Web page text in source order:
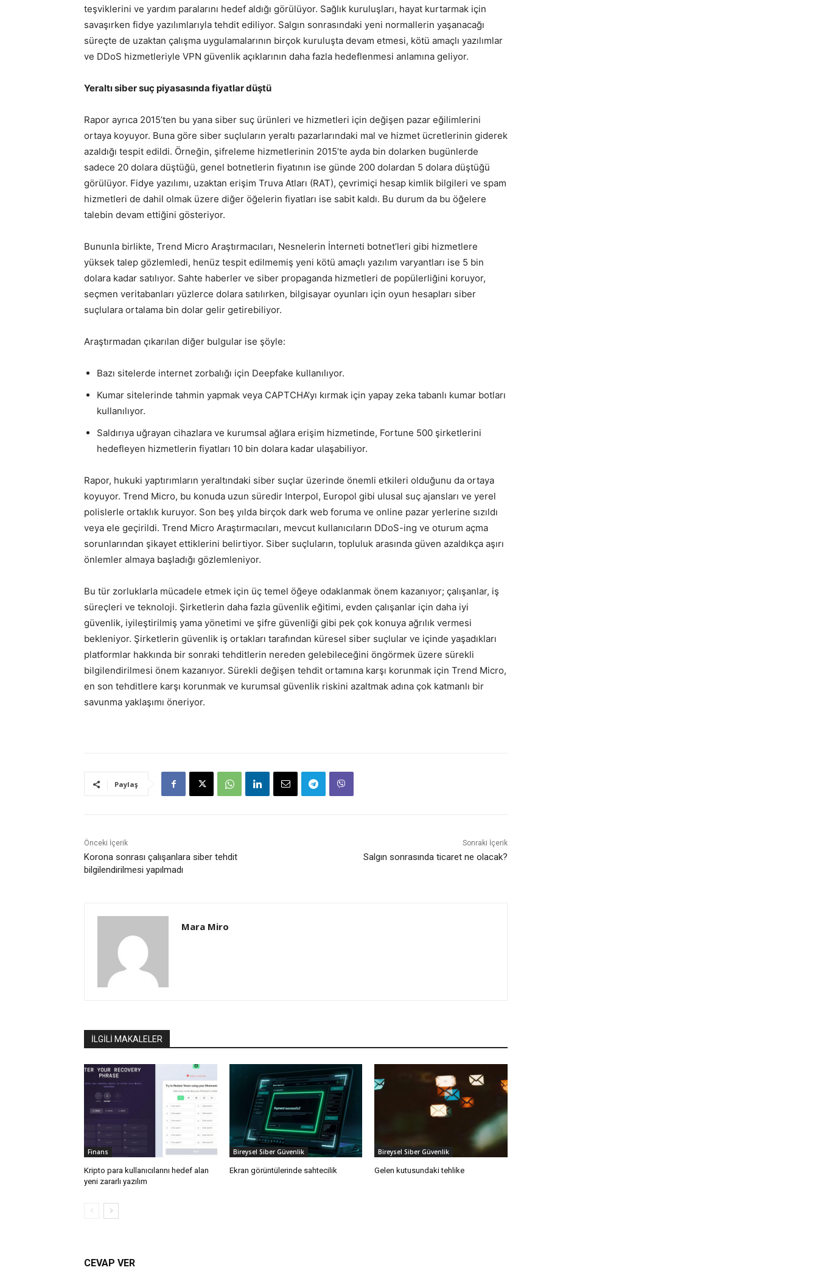
teşviklerini ve yardım paralarını hedef aldığı görülüyor. Sağlık kuruluşları, hayat kurtarmak için
savaşırken fidye yazılımlarıyla tehdit ediliyor. Salgın sonrasındaki yeni normallerin yaşanacağı
süreçte de uzaktan çalışma uygulamalarının birçok kuruluşta devam etmesi, kötü amaçlı yazılımlar
ve DDoS hizmetleriyle VPN güvenlik açıklarının daha fazla hedeflenmesi anlamına geliyor.
Yeraltı siber suç piyasasında fiyatlar düştü
Rapor ayrıca 2015’ten bu yana siber suç ürünleri ve hizmetleri için değişen pazar eğilimlerini
ortaya koyuyor. Buna göre siber suçluların yeraltı pazarlarındaki mal ve hizmet ücretlerinin giderek
azaldığı tespit edildi. Örneğin, şifreleme hizmetlerinin 2015’te ayda bin dolarken bugünlerde
sadece 20 dolara düştüğü, genel botnetlerin fiyatının ise günde 200 dolardan 5 dolara düştüğü
görülüyor. Fidye yazılımı, uzaktan erişim Truva Atları (RAT), çevrimiçi hesap kimlik bilgileri ve spam
hizmetleri de dahil olmak üzere diğer öğelerin fiyatları ise sabit kaldı. Bu durum da bu öğelere
talebin devam ettiğini gösteriyor.
Bununla birlikte, Trend Micro Araştırmacıları, Nesnelerin İnterneti botnet’leri gibi hizmetlere
yüksek talep gözlemledi, henüz tespit edilmemiş yeni kötü amaçlı yazılım varyantları ise 5 bin
dolara kadar satılıyor. Sahte haberler ve siber propaganda hizmetleri de popülerliğini koruyor,
seçmen veritabanları yüzlerce dolara satılırken, bilgisayar oyunları için oyun hesapları siber
suçlulara ortalama bin dolar gelir getirebiliyor.
Araştırmadan çıkarılan diğer bulgular ise şöyle:
Bazı sitelerde internet zorbalığı için Deepfake kullanılıyor.
Kumar sitelerinde tahmin yapmak veya CAPTCHA’yı kırmak için yapay zeka tabanlı kumar botları
kullanılıyor.
Saldırıya uğrayan cihazlara ve kurumsal ağlara erişim hizmetinde, Fortune 500 şirketlerini
hedefleyen hizmetlerin fiyatları 10 bin dolara kadar ulaşabiliyor.
Rapor, hukuki yaptırımların yeraltındaki siber suçlar üzerinde önemli etkileri olduğunu da ortaya
koyuyor. Trend Micro, bu konuda uzun süredir Interpol, Europol gibi ulusal suç ajansları ve yerel
polislerle ortaklık kuruyor. Son beş yılda birçok dark web foruma ve online pazar yerlerine sızıldı
veya ele geçirildi. Trend Micro Araştırmacıları, mevcut kullanıcıların DDoS-ing ve oturum açma
sorunlarından şikayet ettiklerini belirtiyor. Siber suçluların, topluluk arasında güven azaldıkça aşırı
önlemler almaya başladığı gözlemleniyor.
Bu tür zorluklarla mücadele etmek için üç temel öğeye odaklanmak önem kazanıyor; çalışanlar, iş
süreçleri ve teknoloji. Şirketlerin daha fazla güvenlik eğitimi, evden çalışanlar için daha iyi
güvenlik, iyileştirilmiş yama yönetimi ve şifre güvenliği gibi pek çok konuya ağrılık vermesi
bekleniyor. Şirketlerin güvenlik iş ortakları tarafından küresel siber suçlular ve içinde yaşadıkları
platformlar hakkında bir sonraki tehditlerin nereden gelebileceğini öngörmek üzere sürekli
bilgilendirilmesi önem kazanıyor. Sürekli değişen tehdit ortamına karşı korunmak için Trend Micro,
en son tehditlere karşı korunmak ve kurumsal güvenlik riskini azaltmak adına çok katmanlı bir
savunma yaklaşımı öneriyor.
Paylaş
Önceki İçerik
Korona sonrası çalışanlara siber tehdit
bilgilendirilmesi yapılmadı
Sonraki İçerik
Salgın sonrasında ticaret ne olacak?
Mara Miro
İLGİLİ MAKALELER
Finans
Kripto para kullanıcılarını hedef alan
yeni zararlı yazılım
Bireysel Siber Güvenlik
Ekran görüntülerinde sahtecilik
Bireysel Siber Güvenlik
Gelen kutusundaki tehlike
CEVAP VER